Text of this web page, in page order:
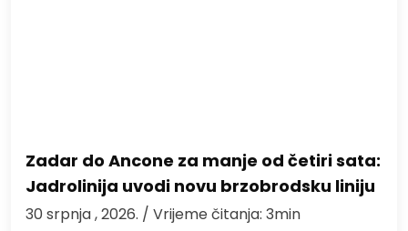
Zadar do Ancone za manje od četiri sata:
Jadrolinija uvodi novu brzobrodsku liniju
30 srpnja , 2026. / Vrijeme čitanja: 3min